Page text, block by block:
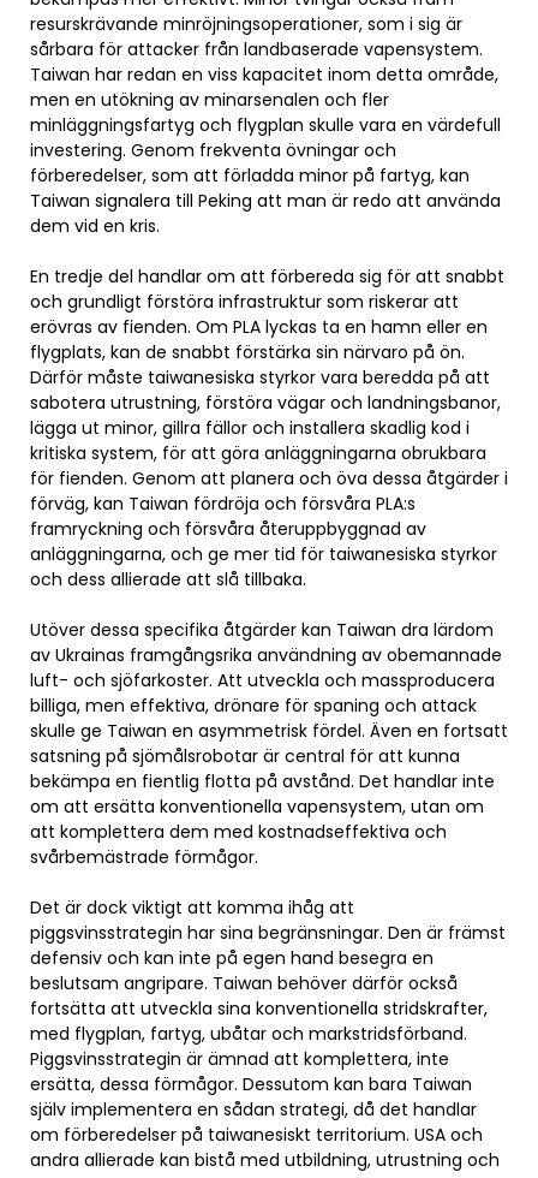
resurskrävande minröjningsoperationer, som i sig är
sårbara för attacker från landbaserade vapensystem.
Taiwan har redan en viss kapacitet inom detta område,
men en utökning av minarsenalen och fler
minläggningsfartyg och flygplan skulle vara en värdefull
investering. Genom frekventa övningar och
förberedelser, som att förladda minor på fartyg, kan
Taiwan signalera till Peking att man är redo att använda
dem vid en kris.
En tredje del handlar om att förbereda sig för att snabbt
och grundligt förstöra infrastruktur som riskerar att
erövras av fienden. Om PLA lyckas ta en hamn eller en
flygplats, kan de snabbt förstärka sin närvaro på ön.
Därför måste taiwanesiska styrkor vara beredda på att
sabotera utrustning, förstöra vägar och landningsbanor,
lägga ut minor, gillra fällor och installera skadlig kod i
kritiska system, för att göra anläggningarna obrukbara
för fienden. Genom att planera och öva dessa åtgärder i
förväg, kan Taiwan fördröja och försvåra PLA:s
framryckning och försvåra återuppbyggnad av
anläggningarna, och ge mer tid för taiwanesiska styrkor
och dess allierade att slå tillbaka.
Utöver dessa specifika åtgärder kan Taiwan dra lärdom
av Ukrainas framgångsrika användning av obemannade
luft- och sjöfarkoster. Att utveckla och massproducera
billiga, men effektiva, drönare för spaning och attack
skulle ge Taiwan en asymmetrisk fördel. Även en fortsatt
satsning på sjömålsrobotar är central för att kunna
bekämpa en fientlig flotta på avstånd. Det handlar inte
om att ersätta konventionella vapensystem, utan om
att komplettera dem med kostnadseffektiva och
svårbemästrade förmågor.
Det är dock viktigt att komma ihåg att
piggsvinsstrategin har sina begränsningar. Den är främst
defensiv och kan inte på egen hand besegra en
beslutsam angripare. Taiwan behöver därför också
fortsätta att utveckla sina konventionella stridskrafter,
med flygplan, fartyg, ubåtar och markstridsförband.
Piggsvinsstrategin är ämnad att komplettera, inte
ersätta, dessa förmågor. Dessutom kan bara Taiwan
själv implementera en sådan strategi, då det handlar
om förberedelser på taiwanesiskt territorium. USA och
andra allierade kan bistå med utbildning, utrustning och